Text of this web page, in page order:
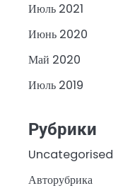
Июль 2021
Июнь 2020
Май 2020
Июль 2019
Рубрики
Uncategorised
Авторубрика